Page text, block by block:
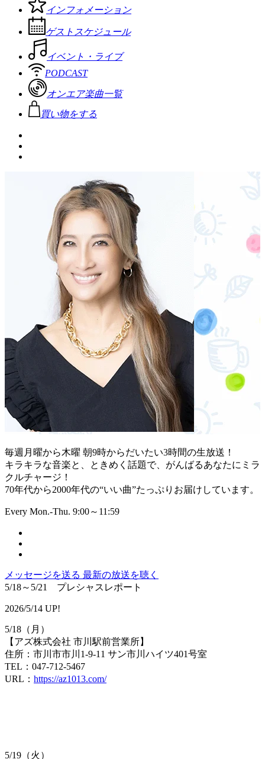
インフォメーション
ゲストスケジュール
イベント・ライブ
PODCAST
オンエア楽曲一覧
買い物をする
毎週月曜から木曜 朝9時からだいたい3時間の生放送！
キラキラな音楽と、ときめく話題で、がんばるあなたにミラ
クルチャージ！
70年代から2000年代の“いい曲”たっぷりお届けしています。
Every Mon.-Thu. 9:00～11:59
メッセージを送る 最新の放送を聴く
5/18～5/21 プレシャスレポート
2026/5/14 UP!
5/18（月）
【アズ株式会社 市川駅前営業所】
住所：市川市市川1-9-11 サン市川ハイツ401号室
TEL：047-712-5467
URL： https://az1013.com/
5/19（火）